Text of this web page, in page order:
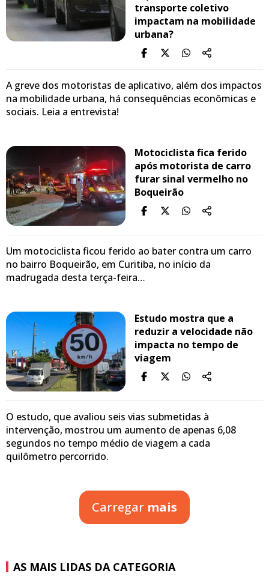
transporte coletivo
impactam na mobilidade
urbana?
A greve dos motoristas de aplicativo, além dos impactos
na mobilidade urbana, há consequências econômicas e
sociais. Leia a entrevista!
Motociclista fica ferido
após motorista de carro
furar sinal vermelho no
Boqueirão
Um motociclista ficou ferido ao bater contra um carro
no bairro Boqueirão, em Curitiba, no início da
madrugada desta terça-feira…
Estudo mostra que a
reduzir a velocidade não
impacta no tempo de
viagem
O estudo, que avaliou seis vias submetidas à
intervenção, mostrou um aumento de apenas 6,08
segundos no tempo médio de viagem a cada
quilômetro percorrido.
Carregar mais
AS MAIS LIDAS DA CATEGORIA